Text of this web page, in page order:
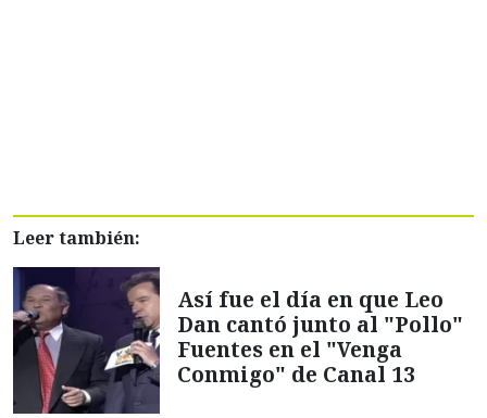
Leer también:
Así fue el día en que Leo
Dan cantó junto al "Pollo"
Fuentes en el "Venga
Conmigo" de Canal 13